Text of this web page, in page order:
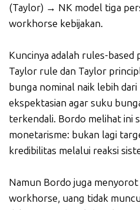
(Taylor) → NK model tiga
workhorse kebijakan.
Kuncinya adalah rules-
Taylor rule dan Taylor
bunga nominal naik lebih dari
ekspektasian agar suku
terkendali. Bordo melihat ini
monetarisme: bukan lagi
kredibilitas melalui reaksi
Namun Bordo juga menyorot
workhorse, uang tidak